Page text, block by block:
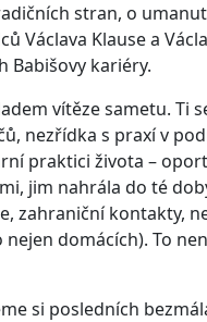
stran, o
Václava Klause a
Babišovy kariéry.
vítěze sametu.
nezřídka s praxí v
praktici života –
jim nahrála do té
zahraniční kontakty,
domácích). To
si posledních